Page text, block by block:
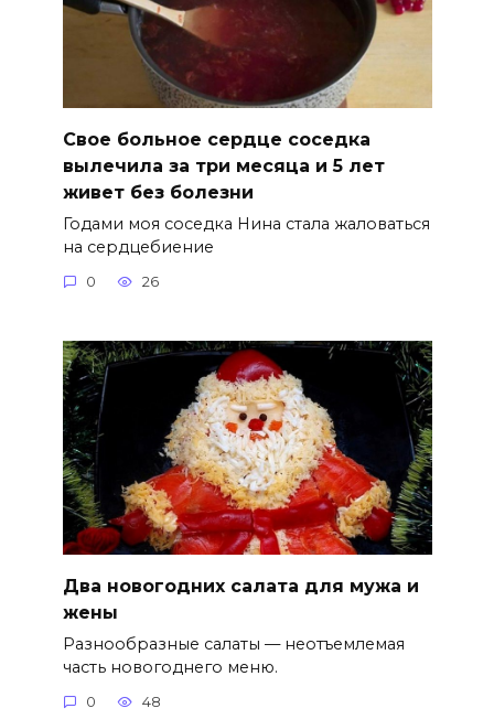
Свое больное сердце соседка
вылечила за три месяца и 5 лет
живет без болезни
Годами моя соседка Нина стала жаловаться
на сердцебиение
0 26
Два новогодних салата для мужа и
жены
Разнообразные салаты — неотъемлемая
часть новогоднего меню.
0 48